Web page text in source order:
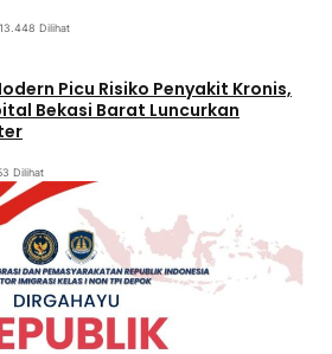
13.448 Dilihat
Picu Risiko Penyakit Kronis,
Bekasi Barat Luncurkan
Dilihat